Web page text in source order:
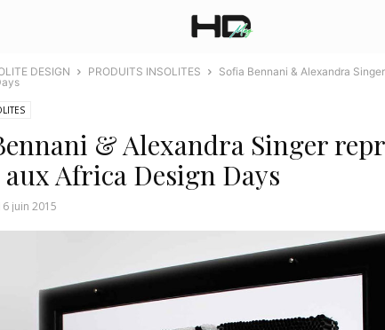
DESIGN PRODUITS INSOLITES
Sofia Bennani & Alexandra
& Alexandra Singer
Africa Design Days
juin 2015